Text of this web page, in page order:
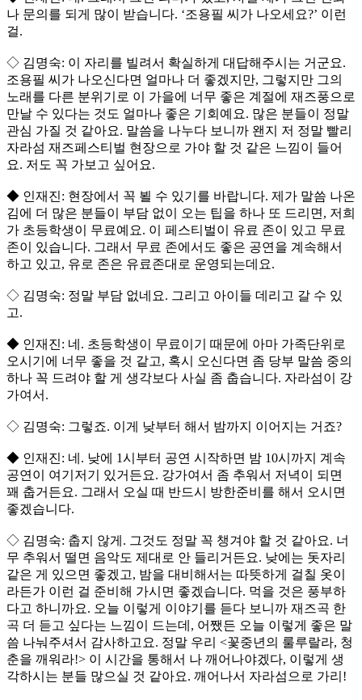
나 문의를 되게 많이 받습니다. ‘조용필 씨가 나오세요?’ 이런
걸.
◇ 김명숙: 이 자리를 빌려서 확실하게 대답해주시는 거군요.
조용필 씨가 나오신다면 얼마나 더 좋겠지만, 그렇지만 그의
노래를 다른 분위기로 이 가을에 너무 좋은 계절에 재즈풍으로
만날 수 있다는 것도 얼마나 좋은 기회예요. 많은 분들이 정말
관심 가질 것 같아요. 말씀을 나누다 보니까 왠지 저 정말 빨리
자라섬 재즈페스티벌 현장으로 가야 할 것 같은 느낌이 들어
요. 저도 꼭 가보고 싶어요.
◆ 인재진: 현장에서 꼭 뵐 수 있기를 바랍니다. 제가 말씀 나온
김에 더 많은 분들이 부담 없이 오는 팁을 하나 또 드리면, 저희
가 초등학생이 무료예요. 이 페스티벌이 유료 존이 있고 무료
존이 있습니다. 그래서 무료 존에서도 좋은 공연을 계속해서
하고 있고, 유로 존은 유료존대로 운영되는데요.
◇ 김명숙: 정말 부담 없네요. 그리고 아이들 데리고 갈 수 있
고.
◆ 인재진: 네. 초등학생이 무료이기 때문에 아마 가족단위로
오시기에 너무 좋을 것 같고, 혹시 오신다면 좀 당부 말씀 중의
하나 꼭 드려야 할 게 생각보다 사실 좀 춥습니다. 자라섬이 강
가여서.
◇ 김명숙: 그렇죠. 이게 낮부터 해서 밤까지 이어지는 거죠?
◆ 인재진: 네. 낮에 1시부터 공연 시작하면 밤 10시까지 계속
공연이 여기저기 있거든요. 강가여서 좀 추워서 저녁이 되면
꽤 춥거든요. 그래서 오실 때 반드시 방한준비를 해서 오시면
좋겠습니다.
◇ 김명숙: 춥지 않게. 그것도 정말 꼭 챙겨야 할 것 같아요. 너
무 추워서 떨면 음악도 제대로 안 들리거든요. 낮에는 돗자리
같은 게 있으면 좋겠고, 밤을 대비해서는 따뜻하게 걸칠 옷이
라든가 이런 걸 준비해 가시면 좋겠습니다. 먹을 것은 풍부하
다고 하니까요. 오늘 이렇게 이야기를 듣다 보니까 재즈곡 한
곡 더 듣고 싶다는 느낌이 드는데, 어쨌든 오늘 이렇게 좋은 말
씀 나눠주셔서 감사하고요. 정말 우리 <꽃중년의 룰루랄라, 청
춘을 깨워라!> 이 시간을 통해서 나 깨어나야겠다, 이렇게 생
각하시는 분들 많으실 것 같아요. 깨어나서 자라섬으로 가리!